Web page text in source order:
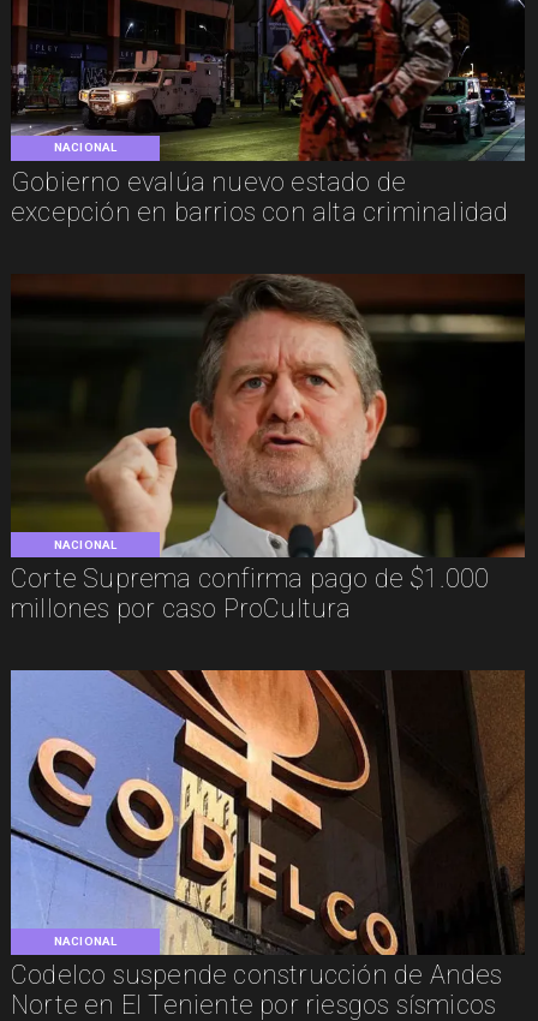
NACIONAL
Gobierno evalúa nuevo estado de
excepción en barrios con alta criminalidad
NACIONAL
Corte Suprema confirma pago de $1.000
millones por caso ProCultura
NACIONAL
Codelco suspende construcción de Andes
Norte en El Teniente por riesgos sísmicos